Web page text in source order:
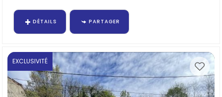
DÉTAILS PARTAGER
EXCLUSIVITÉ